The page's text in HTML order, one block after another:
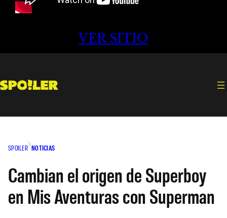
VER SITIO
SPOILER NOTICIAS
Cambian el origen de Superboy
en Mis Aventuras con Superman